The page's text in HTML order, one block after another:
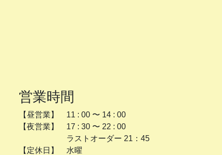
営業時間
【昼営業】 11 : 00 〜 14 : 00
【夜営業】 17 : 30 〜 22 : 00
ラストオーダー 21：45
【定休日】 水曜